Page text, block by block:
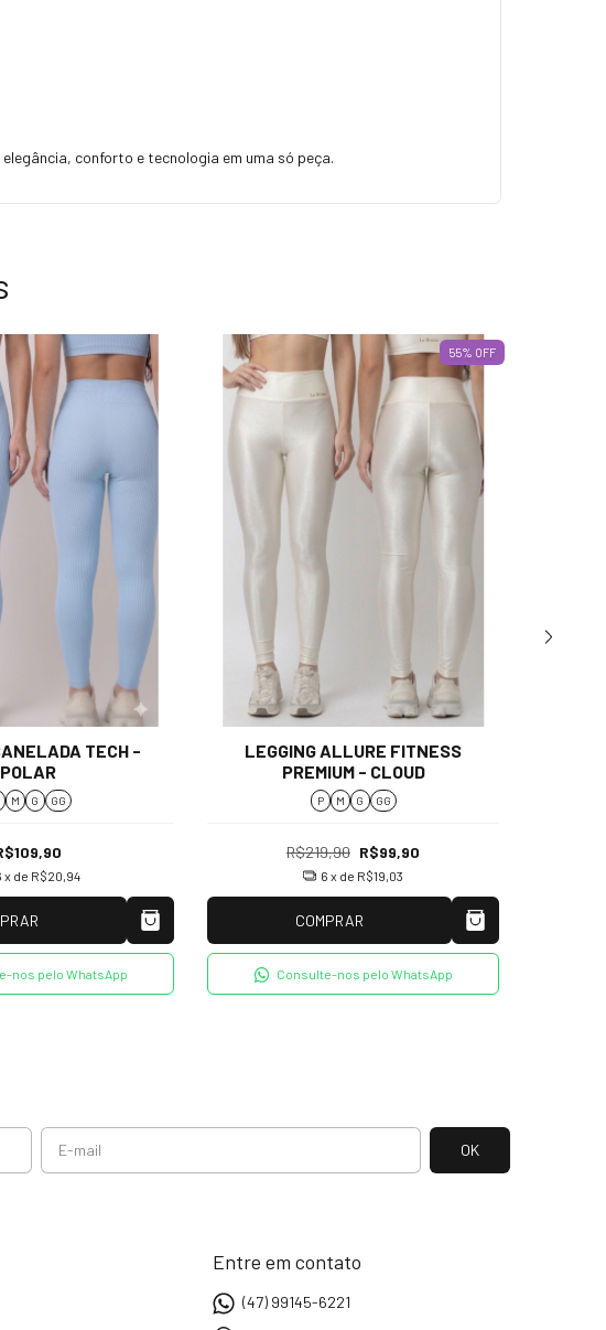
conforto e tecnologia em uma só peça.
TECH -
POLAR
M G GG
x de R$20,94
nos pelo WhatsApp
55% OFF
LEGGING ALLURE FITNESS
PREMIUM - CLOUD
P M G GG
R$219,90 R$99,90
6 x de R$19,03
COMPRAR
Consulte-nos pelo WhatsApp
Entre em contato
(47) 99145-6221